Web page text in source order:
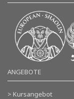
ANGEBOTE
> Kursangebot